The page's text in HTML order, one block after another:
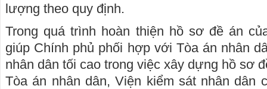
lượng theo quy định.
Trong quá trình hoàn thiện hồ sơ đề án
giúp Chính phủ phối hợp với Tòa án nhân
nhân dân tối cao trong việc xây dựng hồ sơ
Tòa án nhân dân, Viện kiểm sát nhân dân